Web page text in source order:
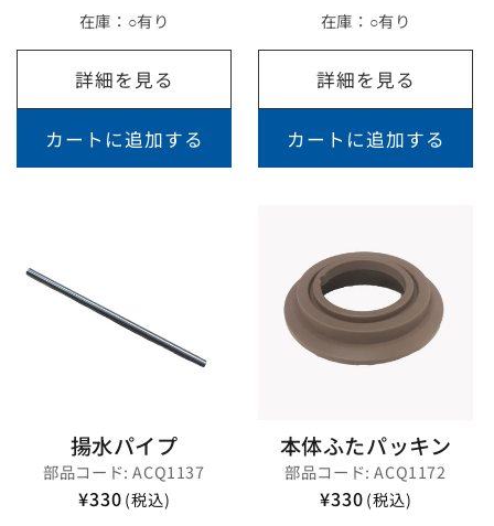
在庫： ○有り
詳細を見る
カートに追加する
在庫： ○有り
詳細を見る
カートに追加する
揚水パイプ
部品コード: ACQ1137
¥330(税込)
本体ふたパッキン
部品コード: ACQ1172
¥330(税込)